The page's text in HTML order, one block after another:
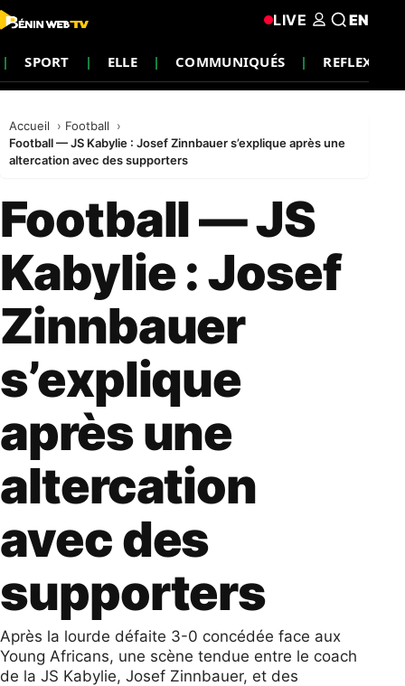
SPORT ELLE COMMUNIQUÉS REFLEXION
LIVE EN
Accueil
Football
Football — JS Kabylie : Josef Zinnbauer s’explique après une
altercation avec des supporters
Football — JS
Kabylie : Josef
Zinnbauer
s’explique
après une
altercation
avec des
supporters
Après la lourde défaite 3-0 concédée face aux
Young Africans, une scène tendue entre le coach
de la JS Kabylie, Josef Zinnbauer, et des